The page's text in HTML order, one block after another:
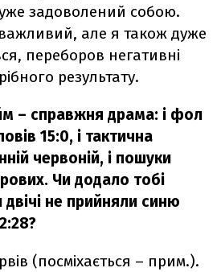
задоволений собою.
важливий, але я також дуже
переборов негативні
результату.
– справжня драма: і фол
15:0, і тактична
червоній, і пошуки
Чи додало тобі
двічі не прийняли синю
(посміхається – прим.).